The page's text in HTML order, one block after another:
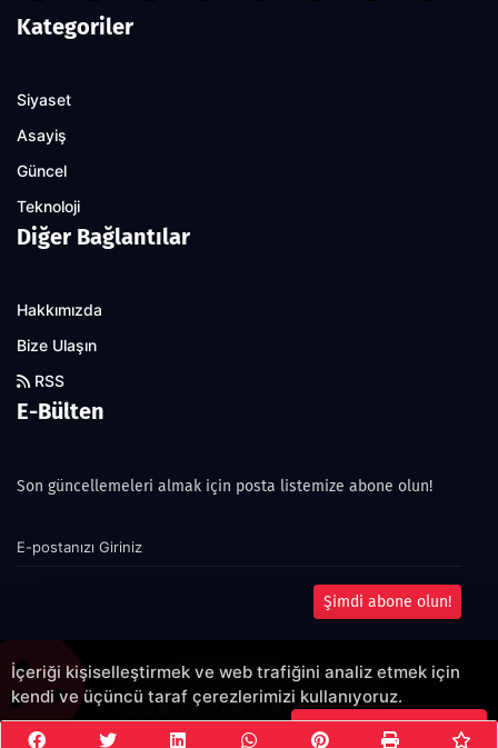
Kategoriler
Siyaset
Asayiş
Güncel
Teknoloji
Diğer Bağlantılar
Hakkımızda
Bize Ulaşın
RSS
E-Bülten
Son güncellemeleri almak için posta listemize abone olun!
Şimdi abone olun!
Copyright 2022© - Allright reserved.
İçeriği kişiselleştirmek ve web trafiğini analiz etmek için
kendi ve üçüncü taraf çerezlerimizi kullanıyoruz.
Çerezleri Kabul Et